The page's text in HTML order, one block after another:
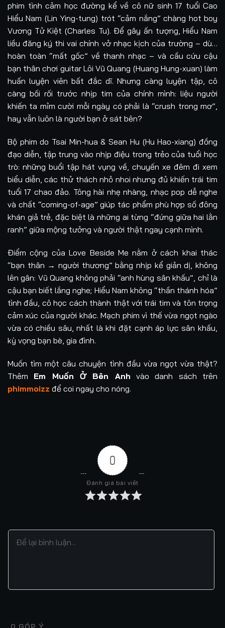
phim tình cảm học đường kể về cô nữ sinh 17 tuổi Cao
Hiểu Nam (Lin Ying-tung) trót “cảm nắng” chàng hot boy
Vương Tử Kiệt (Charles Tu). Để gây ấn tượng, Hiểu Nam
liều đăng ký thi vai chính vở nhạc kịch của trường – dù…
hoàn toàn “mất gốc” về thanh nhạc – và cầu cứu cậu
bạn thân chơi guitar Lôi Vũ Quang (Huang Hung-xuan) làm
huấn luyện viên bất đắc dĩ. Nhưng càng luyện tập, cô
càng bối rối trước nhịp tim của chính mình: liệu người
khiến ta mỉm cười mỗi ngày có phải là “crush trong mơ”,
hay vẫn luôn là người bạn ở sát bên?
Bộ phim do Tsai Min-hua & Sean Hu (Hu Hao-xiang) đồng
đạo diễn, tập trung vào nhịp điệu trong trẻo của tuổi học
trò: những buổi tập hát vụng về, chuyến xe đêm đi xem
biểu diễn, các thử thách nhỏ nhoi nhưng đủ khiến trái tim
tuổi 17 chao đảo. Tông hài nhẹ nhàng, nhạc pop dễ nghe
và chất “coming-of-age” giúp tác phẩm phù hợp số đông
khán giả trẻ, đặc biệt là những ai từng “đứng giữa hai lằn
ranh” giữa mộng tưởng và người thật ngay cạnh mình.
Điểm cộng của Love Beside Me nằm ở cách khai thác
“bạn thân → người thương” bằng nhịp kể giản dị, không
lên gân: Vũ Quang không phải “anh hùng sân khấu”, chỉ là
cậu bạn biết lắng nghe; Hiểu Nam không “thần thánh hóa”
tình đầu, cô học cách thành thật với trái tim và tôn trọng
cảm xúc của người khác. Mạch phim vì thế vừa ngọt ngào
vừa có chiều sâu, nhất là khi đặt cạnh áp lực sân khấu,
kỳ vọng bạn bè, gia đình.
Muốn tìm một câu chuyện tình đầu vừa ngọt vừa thật?
Thêm Em Muốn Ở Bên Anh vào danh sách trên
phimmoizz để coi ngay cho nóng.
0
Đánh giá bài viết